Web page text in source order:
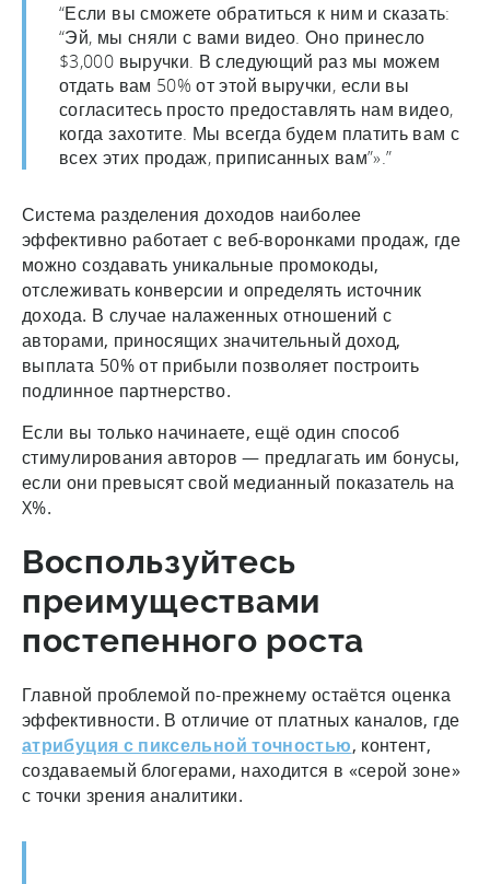
“Если вы сможете обратиться к ним и сказать:
“Эй, мы сняли с вами видео. Оно принесло
$3,000 выручки. В следующий раз мы можем
отдать вам 50% от этой выручки, если вы
согласитесь просто предоставлять нам видео,
когда захотите. Мы всегда будем платить вам с
всех этих продаж, приписанных вам”».”
Система разделения доходов наиболее
эффективно работает с веб-воронками продаж, где
можно создавать уникальные промокоды,
отслеживать конверсии и определять источник
дохода. В случае налаженных отношений с
авторами, приносящих значительный доход,
выплата 50% от прибыли позволяет построить
подлинное партнерство.
Если вы только начинаете, ещё один способ
стимулирования авторов — предлагать им бонусы,
если они превысят свой медианный показатель на
X%.
Воспользуйтесь
преимуществами
постепенного роста
Главной проблемой по-прежнему остаётся оценка
эффективности. В отличие от платных каналов, где
атрибуция с пиксельной точностью, контент,
создаваемый блогерами, находится в «серой зоне»
с точки зрения аналитики.